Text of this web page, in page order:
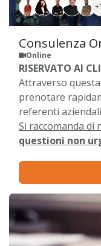
Consulenza
Online
RISERVATO AI
Attraverso
prenotare
referenti
Si raccomanda di
questioni non